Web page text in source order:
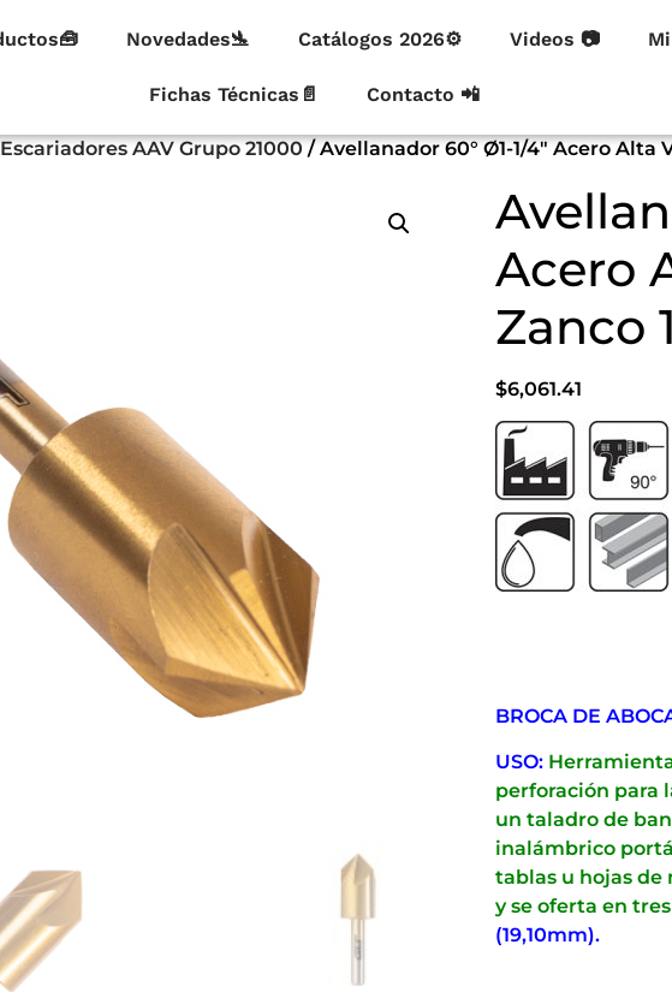
Novedades🛬 Catálogos 2026⚙ Videos 📷
Fichas Técnicas📄 Contacto 📲
AAV Grupo 21000/ Avellanador 60° Ø1-1/4″ Acero Alta
Acero
Zanco
$6,061.41
BROCA DE
USO:
perforación para
un taladro de
inalámbrico
tablas u hojas de
y se oferta en
(19,10mm).